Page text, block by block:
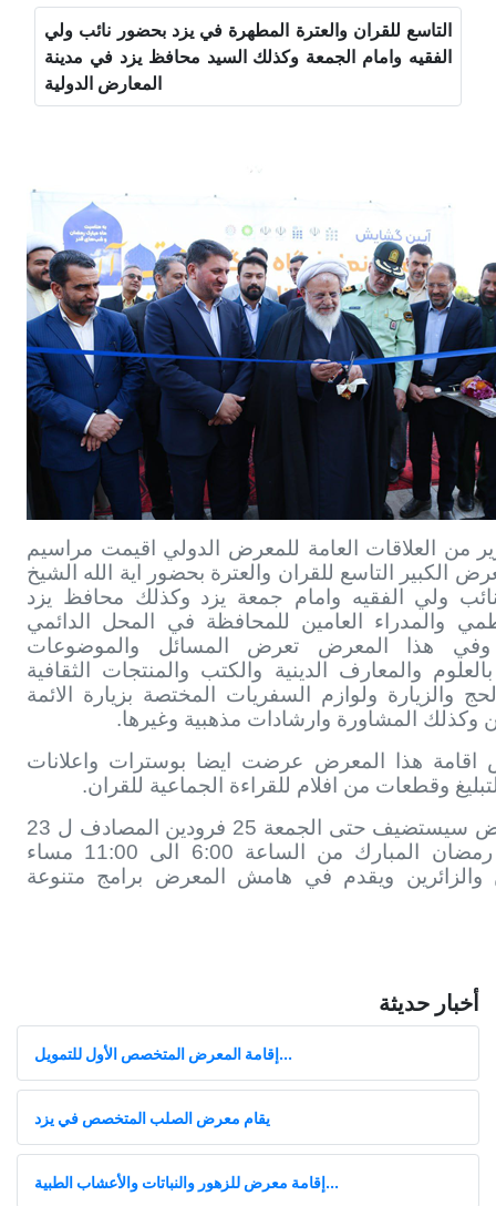
التاسع للقران والعترة المطهرة في يزد بحضور نائب ولي
الفقيه وامام الجمعة وكذلك السيد محافظ يزد في مدينة
المعارض الدولية
من العلاقات العامة للمعرض الدولي اقيمت مراسيم
الكبير التاسع للقران والعترة بحضور اية الله الشيخ
ولي الفقيه وامام جمعة یزد وكذلك محافظ يزد
والمدراء العامين للمحافظة في المحل الدائمي
هذا المعرض تعرض المسائل والموضوعات
والمعارف الدينية والكتب والمنتجات الثقافية
والزيارة ولوازم السفريات المختصة بزيارة الائمة
وكذلك المشاورة وارشادات مذهبية وغيرها.
هذا المعرض عرضت ايضا بوسترات واعلانات
وقطعات من افلام للقراءة الجماعية للقران.
حتى الجمعة 25 فرودين المصادف
ل 23
من شهر رمضان المبارك من الساعة 6:00 الی 11:00 مساء
والزائرين ويقدم في هامش المعرض برامج متنوعة
أخبار حديثة
إقامة المعرض المتخصص الأول للتمويل...
يقام معرض الصلب المتخصص في يزد
إقامة معرض للزهور والنباتات والأعشاب الطبية...